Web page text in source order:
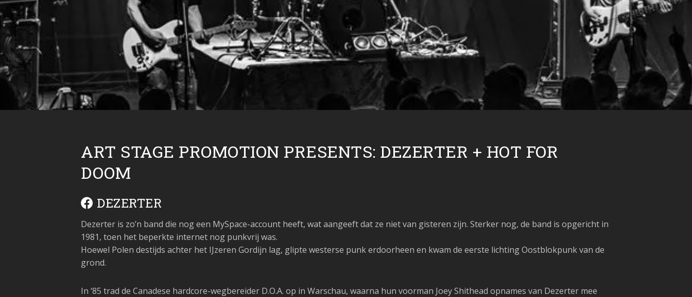
ART STAGE PROMOTION PRESENTS: DEZERTER + HOT FOR
DOOM
DEZERTER
Dezerter is zo’n band die nog een MySpace-account heeft, wat aangeeft dat ze niet van gisteren zijn. Sterker nog, de band is opgericht in
1981, toen het beperkte internet nog punkvrij was.
Hoewel Polen destijds achter het IJzeren Gordijn lag, glipte westerse punk erdoorheen en kwam de eerste lichting Oostblokpunk van de
grond.
In ‘85 trad de Canadese hardcore-wegbereider D.O.A. op in Warschau, waarna hun voorman Joey Shithead opnames van Dezerter mee